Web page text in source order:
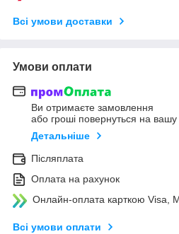
Всі умови доставки
Умови оплати
Ви отримаєте замовлення
або гроші повернуться на вашу
Детальніше
Післяплата
Оплата на рахунок
Онлайн-оплата карткою Visa,
Всі умови оплати